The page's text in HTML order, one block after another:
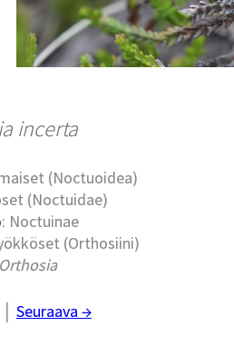
incerta
(Noctuoidea)
(Noctuidae)
: Noctuinae
(Orthosiini)
Orthosia
Seuraava →